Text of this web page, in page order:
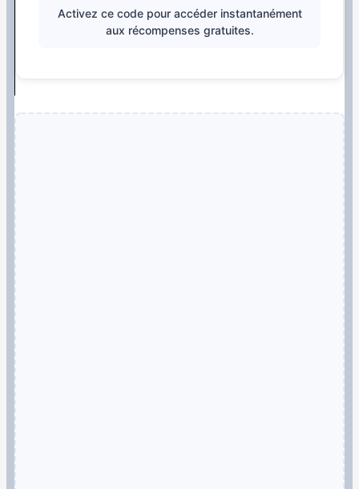
Activez ce code pour accéder instantanément
aux récompenses gratuites.